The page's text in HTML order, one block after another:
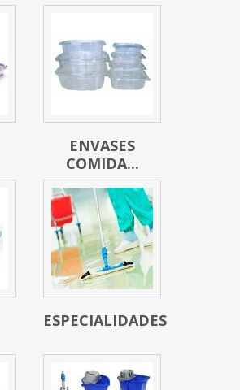
ENVASES
COMIDA...
ESPECIALIDADES